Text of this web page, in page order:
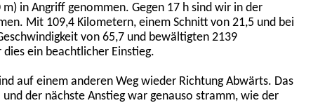
m) in Angriff genommen. Gegen 17 h sind wir in der
Mit 109,4 Kilometern, einem Schnitt von 21,5 und bei
von 65,7 und bewältigten 2139
ein beachtlicher Einstieg.
auf einem anderen Weg wieder Richtung Abwärts. Das
der nächste Anstieg war genauso stramm, wie der